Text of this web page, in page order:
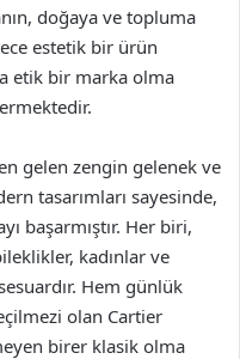
doğaya ve topluma
estetik bir ürün
etik bir marka olma
gelen zengin gelenek ve
tasarımları sayesinde,
başarmıştır. Her biri,
kadınlar ve
Hem günlük
olan Cartier
birer klasik olma